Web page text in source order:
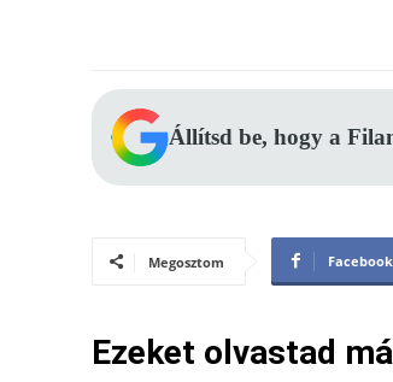
Állítsd be, hogy a
Megosztom Facebook
Ezeket olvastad